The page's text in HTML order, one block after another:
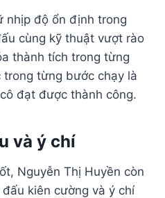
nhịp độ ổn định trong
cùng kỹ thuật vượt rào
thành tích trong từng
trong từng bước chạy là
đạt được thành công.
và ý chí
Nguyễn Thị Huyền còn
kiên cường và ý chí